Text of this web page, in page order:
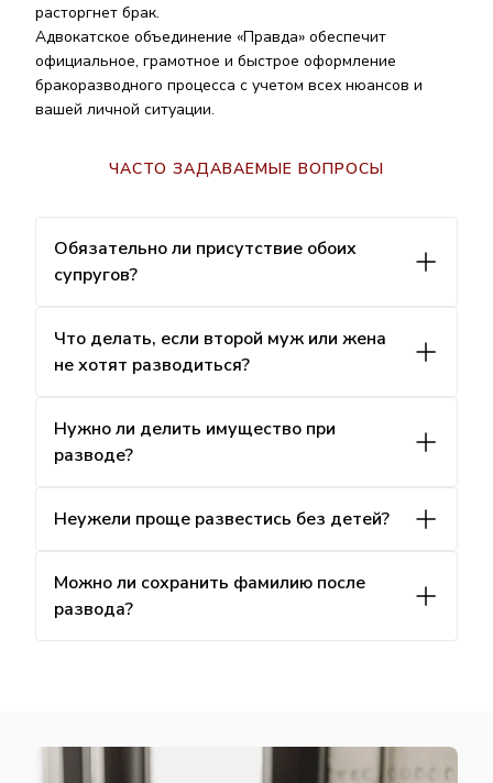
расторгнет брак.
Адвокатское объединение «Правда» обеспечит
официальное, грамотное и быстрое оформление
бракоразводного процесса с учетом всех нюансов и
вашей личной ситуации.
ЧАСТО ЗАДАВАЕМЫЕ ВОПРОСЫ
Обязательно ли присутствие обоих
супругов?
Что делать, если второй муж или жена
не хотят разводиться?
Нужно ли делить имущество при
разводе?
Неужели проще развестись без детей?
Можно ли сохранить фамилию после
развода?